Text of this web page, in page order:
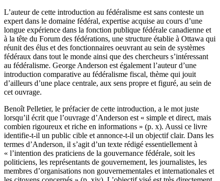
L’auteur de cette introduction au fédéralisme est sans conteste un
expert dans le domaine fédéral, expertise acquise au cours d’une
longue expérience dans la fonction publique fédérale canadienne et
à la tête du Forum des fédérations, une structure établie à Ottawa qui
réunit des élus et des fonctionnaires oeuvrant au sein de systèmes
fédéraux dans tout le monde ainsi que des chercheurs s’intéressant
au fédéralisme. George Anderson est également l’auteur d’une
introduction comparative au fédéralisme fiscal, thème qui jouit
d’ailleurs d’une place centrale, aux sens propre et figuré, au sein de
cet ouvrage.
Benoît Pelletier, le préfacier de cette introduction, a le mot juste
lorsqu’il écrit que l’ouvrage d’Anderson est « simple et direct, mais
combien rigoureux et riche en informations » (p. x). Aussi ce livre
identifie-t-il un public cible et annonce-t-il un objectif clair. Dans les
termes d’Anderson, il s’agit d’un texte rédigé essentiellement à
« l’intention des praticiens de la gouvernance fédérale, soit les
politiciens, les représentants de gouvernement, les journalistes, les
membres d’organisations non gouvernementales et internationales et